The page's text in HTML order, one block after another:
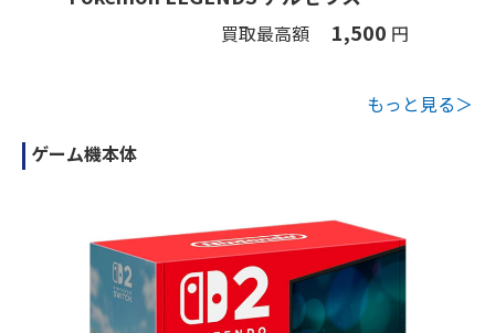
買取最高額 1,500 円
もっと見る＞
ゲーム機本体